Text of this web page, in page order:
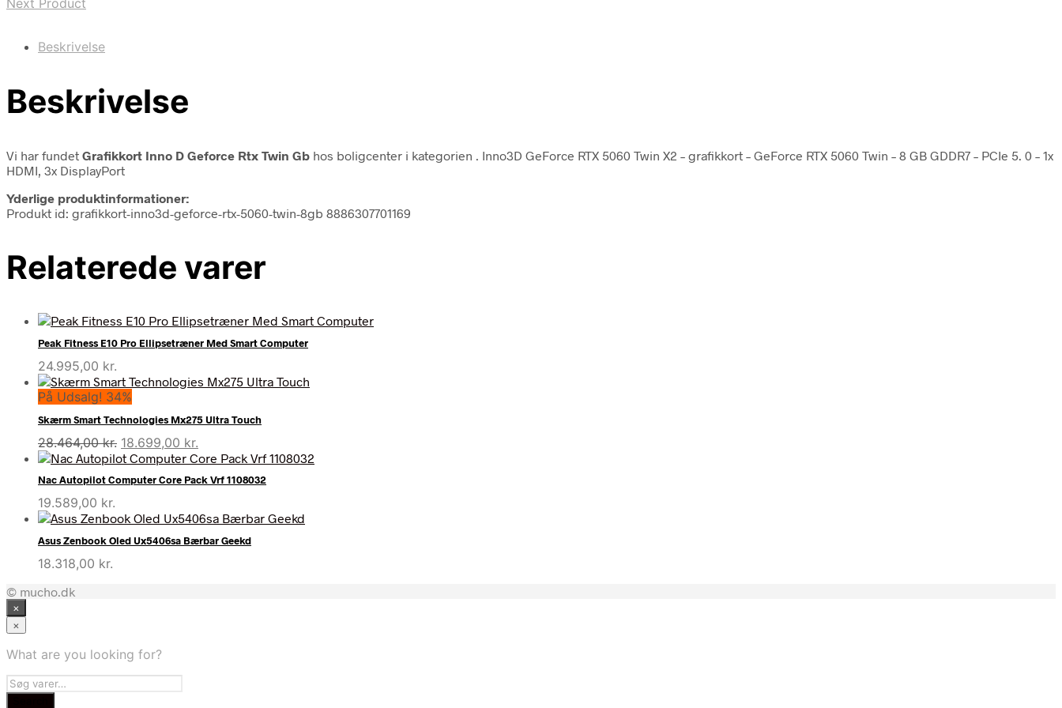
Beskrivelse
Beskrivelse
Vi har fundet Grafikkort Inno D Geforce Rtx Twin Gb hos boligcenter i kategorien
. Inno3D GeForce RTX 5060 Twin X2 – grafikkort – GeForce RTX 5060 Twin – 8 GB GDDR7 – PCIe 5. 0 – 1x
HDMI, 3x DisplayPort
Yderlige produktinformationer:
Produkt id: grafikkort-inno3d-geforce-rtx-5060-twin-8gb 8886307701169
Relaterede varer
Peak Fitness E10 Pro Ellipsetræner Med Smart Computer
24.995,00 kr.
På Udsalg! 34%
Skærm Smart Technologies Mx275 Ultra Touch
28.464,00kr. Den
oprindelige
var:
18.699,00 kr.
aktuelle
pris
er:
Nac Autopilot Computer Core Pack Vrf 1108032
19.589,00 kr.
Asus Zenbook Oled Ux5406sa Bærbar Geekd
18.318,00 kr.
© mucho.dk
×
×
What are you looking for?